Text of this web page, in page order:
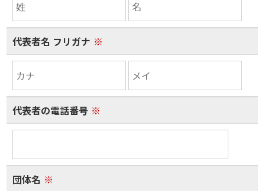
代表者名 フリガナ ※
代表者の電話番号 ※
団体名 ※